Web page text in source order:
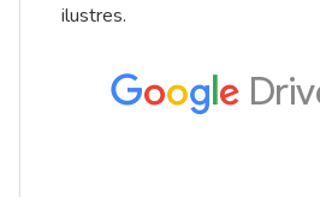
ilustres.